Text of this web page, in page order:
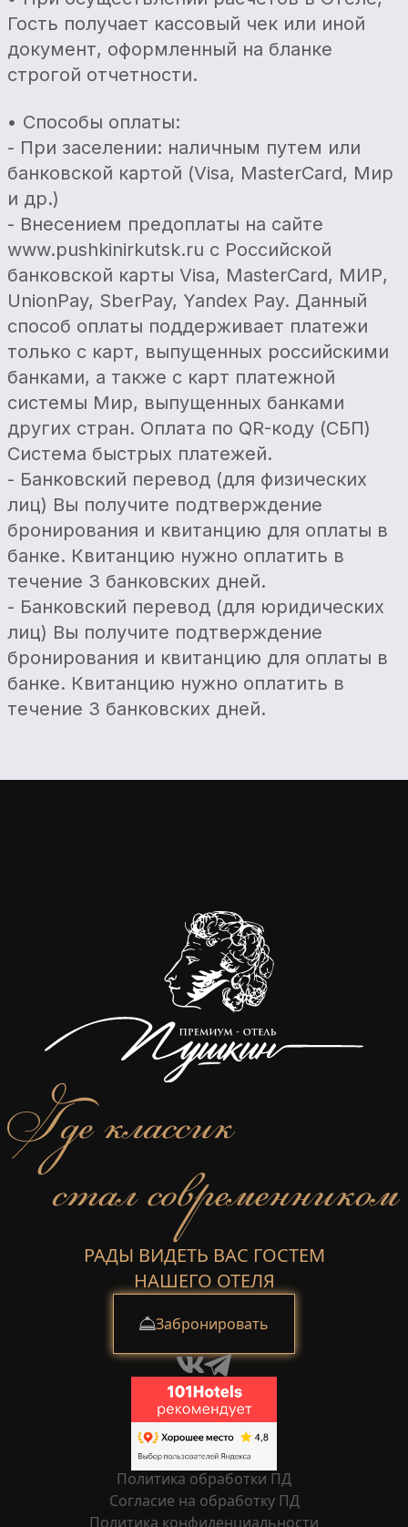
Гость получает кассовый чек или иной
документ, оформленный на бланке
строгой отчетности.
• Способы оплаты:
- При заселении: наличным путем или
банковской картой (Visa, MasterCard, Мир
и др.)
- Внесением предоплаты на сайте
www.pushkinirkutsk.ru с Российской
банковской карты Visa, MasterCard, МИР,
UnionPay, SberPay, Yandex Pay. Данный
способ оплаты поддерживает платежи
только с карт, выпущенных российскими
банками, а также с карт платежной
системы Мир, выпущенных банками
других стран. Оплата по QR-коду (СБП)
Система быстрых платежей.
- Банковский перевод (для физических
лиц) Вы получите подтверждение
бронирования и квитанцию для оплаты в
банке. Квитанцию нужно оплатить в
течение 3 банковских дней.
- Банковский перевод (для юридических
лиц) Вы получите подтверждение
бронирования и квитанцию для оплаты в
банке. Квитанцию нужно оплатить в
течение 3 банковских дней.
РАДЫ ВИДЕТЬ ВАС ГОСТЕМ
НАШЕГО ОТЕЛЯ
Забронировать
Политика обработки ПД
Согласие на обработку ПД
Политика конфиденциальности